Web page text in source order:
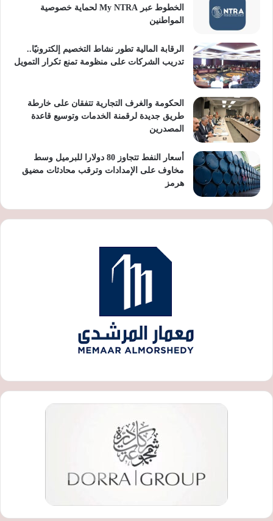
الخطوط عبر My NTRA لحماية خصوصية
المواطنين
الرقابة المالية تطور نشاط التخصيم إلكترونيًا..
تدريب الشركات على منظومة تمنع تكرار التمويل
الحكومة والغرف التجارية تتفقان على خارطة
طريق جديدة لرقمنة الخدمات وتوسيع قاعدة
المصدرين
أسعار النفط تتجاوز 80 دولارا للبرميل وسط
مخاوف على الإمدادات وترقب محادثات مضيق
هرمز